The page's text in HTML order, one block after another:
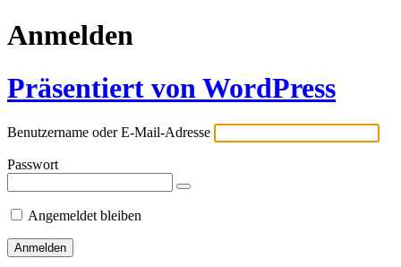
Anmelden
Präsentiert von WordPress
Benutzername oder E-Mail-Adresse
Passwort
Angemeldet bleiben